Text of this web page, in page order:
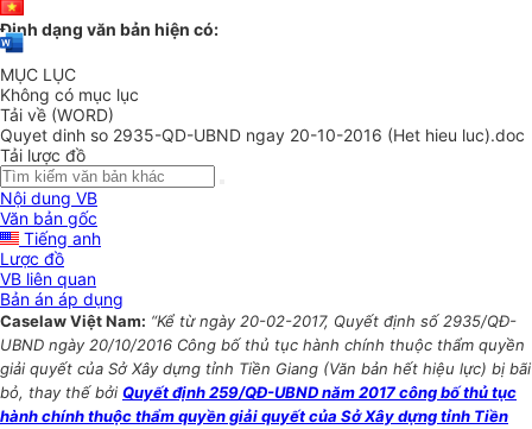
Định dạng văn bản hiện có:
MỤC LỤC
Không có mục lục
Tải về (WORD)
Quyet dinh so 2935-QD-UBND ngay 20-10-2016 (Het hieu luc).doc
Tải lược đồ
Nội dung VB
Văn bản gốc
Tiếng anh
Lược đồ
VB liên quan
Bản án áp dụng
Caselaw Việt Nam: “Kể từ ngày 20-02-2017, Quyết định số 2935/QĐ-
UBND ngày 20/10/2016 Công bố thủ tục hành chính thuộc thẩm quyền
giải quyết của Sở Xây dựng tỉnh Tiền Giang (Văn bản hết hiệu lực) bị bãi
bỏ, thay thế bởi Quyết định 259/QĐ-UBND năm 2017 công bố thủ tục
hành chính thuộc thẩm quyền giải quyết của Sở Xây dựng tỉnh Tiền